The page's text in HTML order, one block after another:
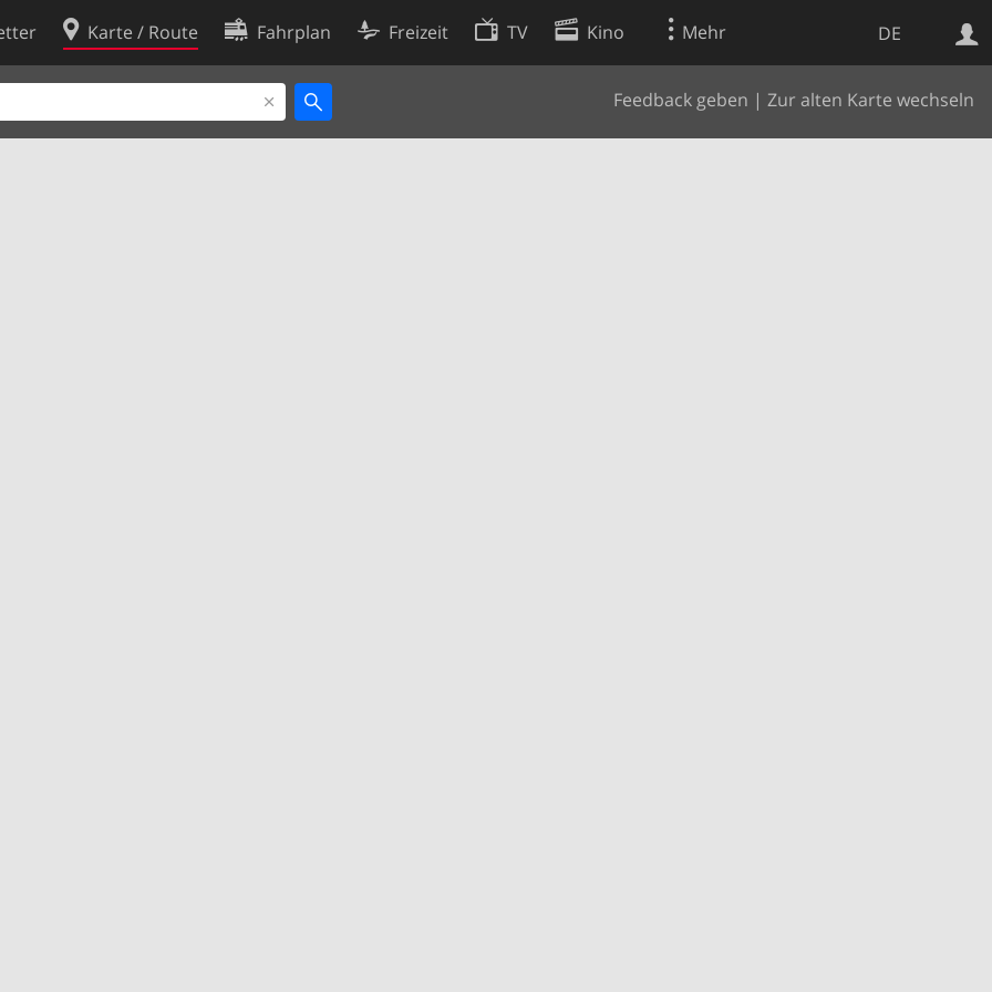
DE
Karte / Route Fahrplan Freizeit TV Kino Mehr
Feedback geben | Zur alten Karte wechseln
Websuche
Cookie-Richtlinie
Cookie-Einstellungen